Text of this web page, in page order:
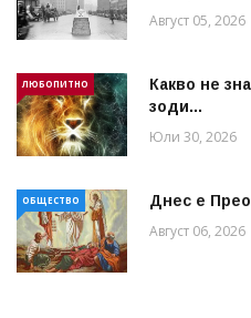
Август 05, 2026
ЛЮБОПИТНО
Какво не
зоди...
Юли 30, 2026
ОБЩЕСТВО Днес е
Август 06, 2026